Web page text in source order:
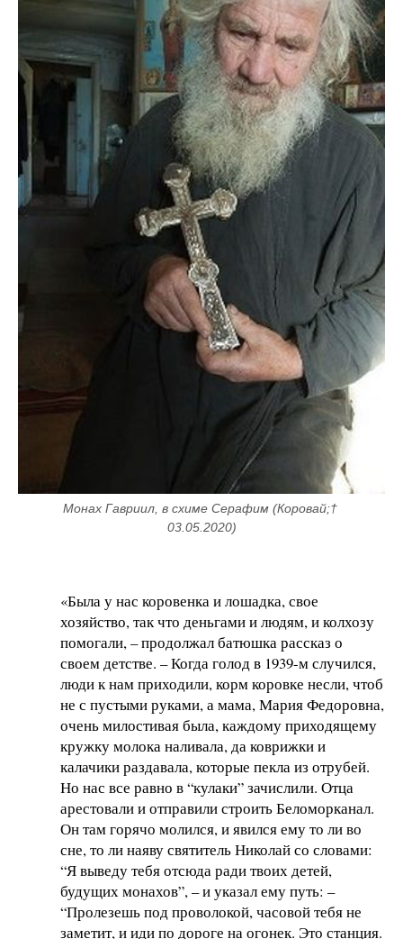
Монах Гавриил, в схиме Серафим (Коровай;†
03.05.2020)
«Была у нас коровенка и лошадка, свое
хозяйство, так что деньгами и людям, и колхозу
помогали, – продолжал батюшка рассказ о
своем детстве. – Когда голод в 1939-м случился,
люди к нам приходили, корм коровке несли, чтоб
не с пустыми руками, а мама, Мария Федоровна,
очень милостивая была, каждому приходящему
кружку молока наливала, да коврижки и
калачики раздавала, которые пекла из отрубей.
Но нас все равно в “кулаки” зачислили. Отца
арестовали и отправили строить Беломорканал.
Он там горячо молился, и явился ему то ли во
сне, то ли наяву святитель Николай со словами:
“Я выведу тебя отсюда ради твоих детей,
будущих монахов”, – и указал ему путь: –
“Пролезешь под проволокой, часовой тебя не
заметит, и иди по дороге на огонек. Это станция.